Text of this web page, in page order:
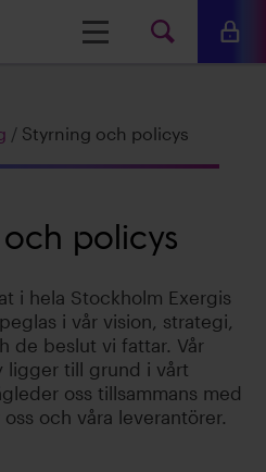
Meny Sök Mina
/ Styrning och policys
policys
i hela Stockholm Exergis
i vår vision, strategi,
de beslut vi fattar. Vår
ligger till grund i vårt
oss tillsammans med
och våra leverantörer.